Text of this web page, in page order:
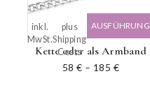
Kette oder als Armband
58€ – 185 €
inkl.
MwSt.
plus
Shipping
Costs
AUSFÜHRUNG